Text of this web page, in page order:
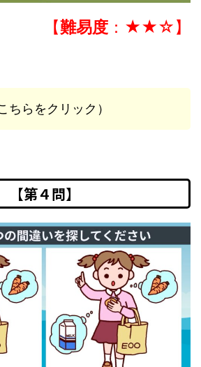
【難易度 ：★★☆】
ちらをクリック）
【第４問】